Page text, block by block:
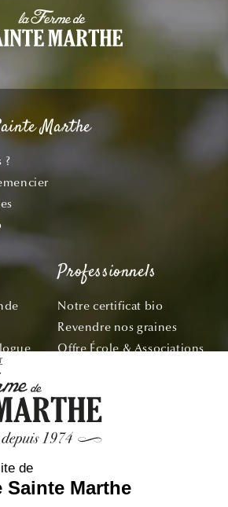
Marthe
?
Professionnels
Notre certificat bio
Revendre nos graines
Offre École & Associations